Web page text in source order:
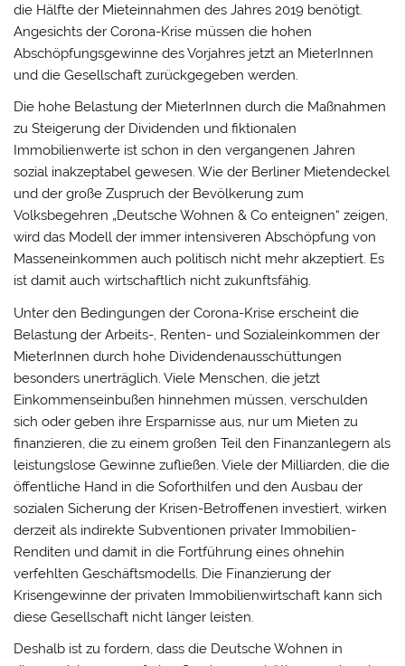
die Hälfte der Mieteinnahmen des Jahres 2019 benötigt.
Angesichts der Corona-Krise müssen die hohen
Abschöpfungsgewinne des Vorjahres jetzt an MieterInnen
und die Gesellschaft zurückgegeben werden.
Die hohe Belastung der MieterInnen durch die Maßnahmen
zu Steigerung der Dividenden und fiktionalen
Immobilienwerte ist schon in den vergangenen Jahren
sozial inakzeptabel gewesen. Wie der Berliner Mietendeckel
und der große Zuspruch der Bevölkerung zum
Volksbegehren „Deutsche Wohnen & Co enteignen“ zeigen,
wird das Modell der immer intensiveren Abschöpfung von
Masseneinkommen auch politisch nicht mehr akzeptiert. Es
ist damit auch wirtschaftlich nicht zukunftsfähig.
Unter den Bedingungen der Corona-Krise erscheint die
Belastung der Arbeits-, Renten- und Sozialeinkommen der
MieterInnen durch hohe Dividendenausschüttungen
besonders unerträglich. Viele Menschen, die jetzt
Einkommenseinbußen hinnehmen müssen, verschulden
sich oder geben ihre Ersparnisse aus, nur um Mieten zu
finanzieren, die zu einem großen Teil den Finanzanlegern als
leistungslose Gewinne zufließen. Viele der Milliarden, die die
öffentliche Hand in die Soforthilfen und den Ausbau der
sozialen Sicherung der Krisen-Betroffenen investiert, wirken
derzeit als indirekte Subventionen privater Immobilien-
Renditen und damit in die Fortführung eines ohnehin
verfehlten Geschäftsmodells. Die Finanzierung der
Krisengewinne der privaten Immobilienwirtschaft kann sich
diese Gesellschaft nicht länger leisten.
Deshalb ist zu fordern, dass die Deutsche Wohnen in